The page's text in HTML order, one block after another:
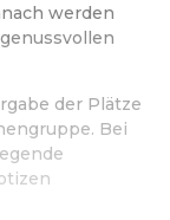
werden
der Plätze
Bei